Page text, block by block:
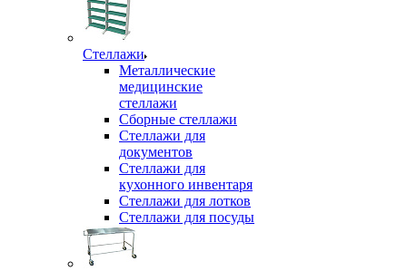
Стеллажи
Металлические
медицинские
стеллажи
Сборные стеллажи
Стеллажи для
документов
Стеллажи для
кухонного инвентаря
Стеллажи для лотков
Стеллажи для посуды